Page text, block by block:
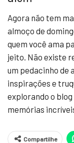
Agora não tem
almoço de
quem você ama
jeito. Não existe
um pedacinho de
inspirações e
explorando o
memórias
Compartilhe